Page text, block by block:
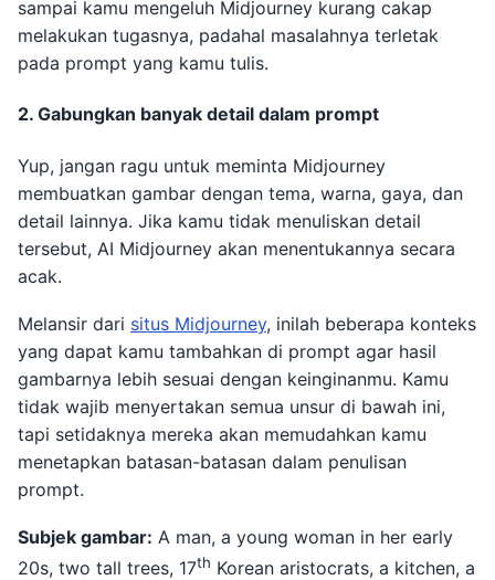
sampai kamu mengeluh Midjourney kurang cakap
melakukan tugasnya, padahal masalahnya terletak
pada prompt yang kamu tulis.
2. Gabungkan banyak detail dalam prompt
Yup, jangan ragu untuk meminta Midjourney
membuatkan gambar dengan tema, warna, gaya, dan
detail lainnya. Jika kamu tidak menuliskan detail
tersebut, AI Midjourney akan menentukannya secara
acak.
Melansir dari situs Midjourney, inilah beberapa konteks
yang dapat kamu tambahkan di prompt agar hasil
gambarnya lebih sesuai dengan keinginanmu. Kamu
tidak wajib menyertakan semua unsur di bawah ini,
tapi setidaknya mereka akan memudahkan kamu
menetapkan batasan-batasan dalam penulisan
prompt.
Subjek gambar: A man, a young woman in her early
20s, two tall trees, 17th Korean aristocrats, a kitchen, a